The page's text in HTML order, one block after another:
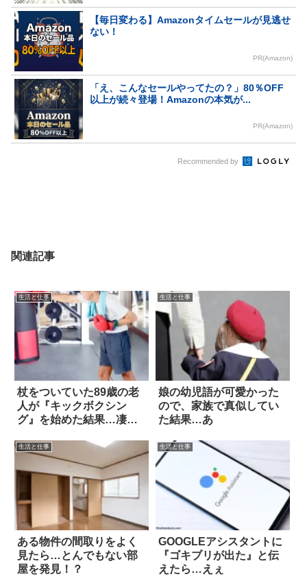
【毎日変わる】Amazonタイムセールが見逃せ
ない！
PR(Amazon)
「え、こんなセールやってたの？」80％OFF
以上が続々登場！Amazonの本気が...
PR(Amazon)
Recommended by
関連記事
生活と仕事
杖をついていた89歳の老
人が『キックボクシン
グ』を始めた結果…凄
生活と仕事
娘の幼児語が可愛かった
ので、家族で真似してい
た結果…あ
生活と仕事
ある物件の間取りをよく
見たら…とんでもない部
屋を発見！？
生活と仕事
GOOGLEアシスタントに
『ゴキブリが出た』と伝
えたら…えぇ